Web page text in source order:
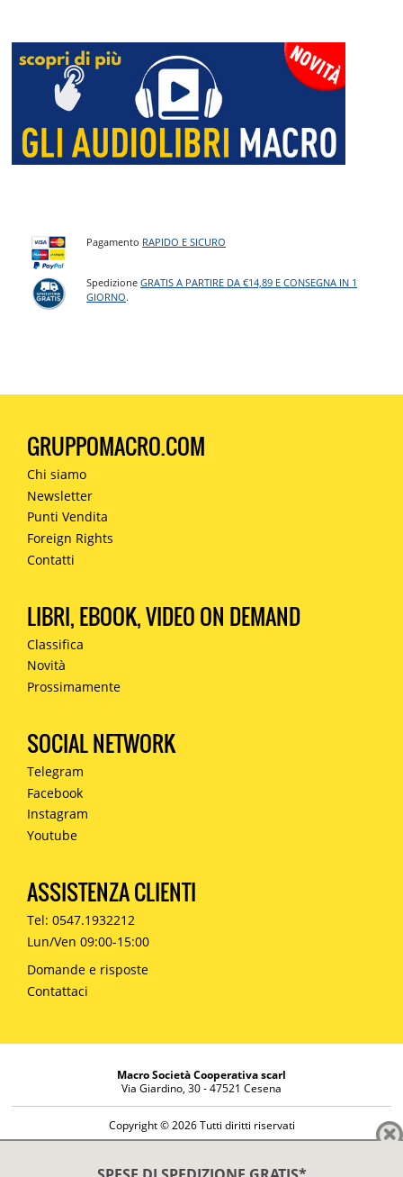
Pagamento RAPIDO E SICURO
SpedizioneGRATIS A PARTIRE DA €14,89 E CONSEGNA IN 1
GIORNO.
GRUPPOMACRO.COM
Chi siamo
Newsletter
Punti Vendita
Foreign Rights
Contatti
LIBRI, EBOOK, VIDEO ON DEMAND
Classifica
Novità
Prossimamente
SOCIAL NETWORK
Telegram
Facebook
Instagram
Youtube
ASSISTENZA CLIENTI
Tel: 0547.1932212
Lun/Ven 09:00-15:00
Domande e risposte
Contattaci
Macro Società Cooperativa scarl
Via Giardino, 30 - 47521 Cesena
Copyright © 2026 Tutti diritti riservati
Diritto di reso